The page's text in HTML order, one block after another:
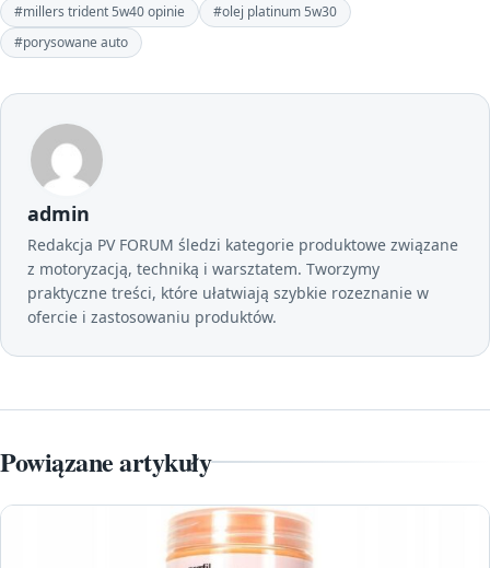
#millers trident 5w40 opinie
#olej platinum 5w30
#porysowane auto
admin
Redakcja PV FORUM śledzi kategorie produktowe związane
z motoryzacją, techniką i warsztatem. Tworzymy
praktyczne treści, które ułatwiają szybkie rozeznanie w
ofercie i zastosowaniu produktów.
Powiązane artykuły